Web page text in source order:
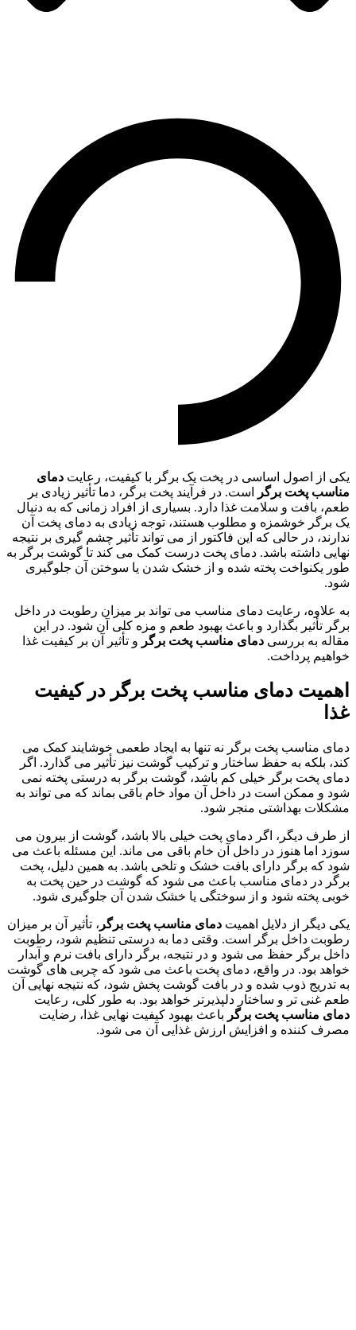
یکی از اصول اساسی در پخت یک برگر با کیفیت، رعایت دمای
مناسب پخت برگر
است. در فرآیند پخت برگر، دما تأثیر زیادی بر
طعم، بافت و سلامت غذا دارد. بسیاری از افراد زمانی که به دنبال
یک برگر خوشمزه و مطلوب هستند، توجه زیادی به دمای پخت آن
ندارند، در حالی که این فاکتور از می تواند تأثیر چشم گیری بر نتیجه
نهایی داشته باشد. دمای پخت درست کمک می کند تا گوشت برگر به
طور یکنواخت پخته شده و از خشک شدن یا سوختن آن جلوگیری
شود.
به علاوه، رعایت دمای مناسب می تواند بر میزان رطوبت در داخل
برگر تأثیر بگذارد و باعث بهبود طعم و مزه کلی آن شود. در این
مقاله به بررسی دمای مناسب پخت برگر و تأثیر آن بر کیفیت غذا
خواهیم پرداخت.
اهمیت دمای مناسب پخت برگر در کیفیت
غذا
دمای مناسب پخت برگر نه تنها به ایجاد طعمی خوشایند کمک می
کند، بلکه به حفظ ساختار و ترکیب گوشت نیز تأثیر می گذارد. اگر
دمای پخت برگر خیلی کم باشد، گوشت برگر به درستی پخته نمی
شود و ممکن است در داخل آن مواد خام باقی بماند که می تواند به
مشکلات بهداشتی منجر شود.
از طرف دیگر، اگر دمای پخت خیلی بالا باشد، گوشت از بیرون می
سوزد اما هنوز در داخل آن خام باقی می ماند. این مسئله باعث می
شود که برگر دارای بافت خشک و تلخی باشد. به همین دلیل، پخت
برگر در دمای مناسب باعث می شود که گوشت در حین پخت به
خوبی پخته شود و از سوختگی یا خشک شدن آن جلوگیری شود.
یکی دیگر از دلایل اهمیت دمای مناسب پخت برگر ، تأثیر آن بر میزان
رطوبت داخل برگر است. وقتی دما به درستی تنظیم شود، رطوبت
داخل برگر حفظ می شود و در نتیجه، برگر دارای بافت نرم و آبدار
خواهد بود. در واقع، دمای پخت باعث می شود که چربی های گوشت
به تدریج ذوب شده و در بافت گوشت پخش شود، که نتیجه نهایی آن
طعم غنی تر و ساختار دلپذیرتر خواهد بود. به طور کلی، رعایت
دمای مناسب پخت برگر باعث بهبود کیفیت نهایی غذا، رضایت
مصرف کننده و افزایش ارزش غذایی آن می شود.